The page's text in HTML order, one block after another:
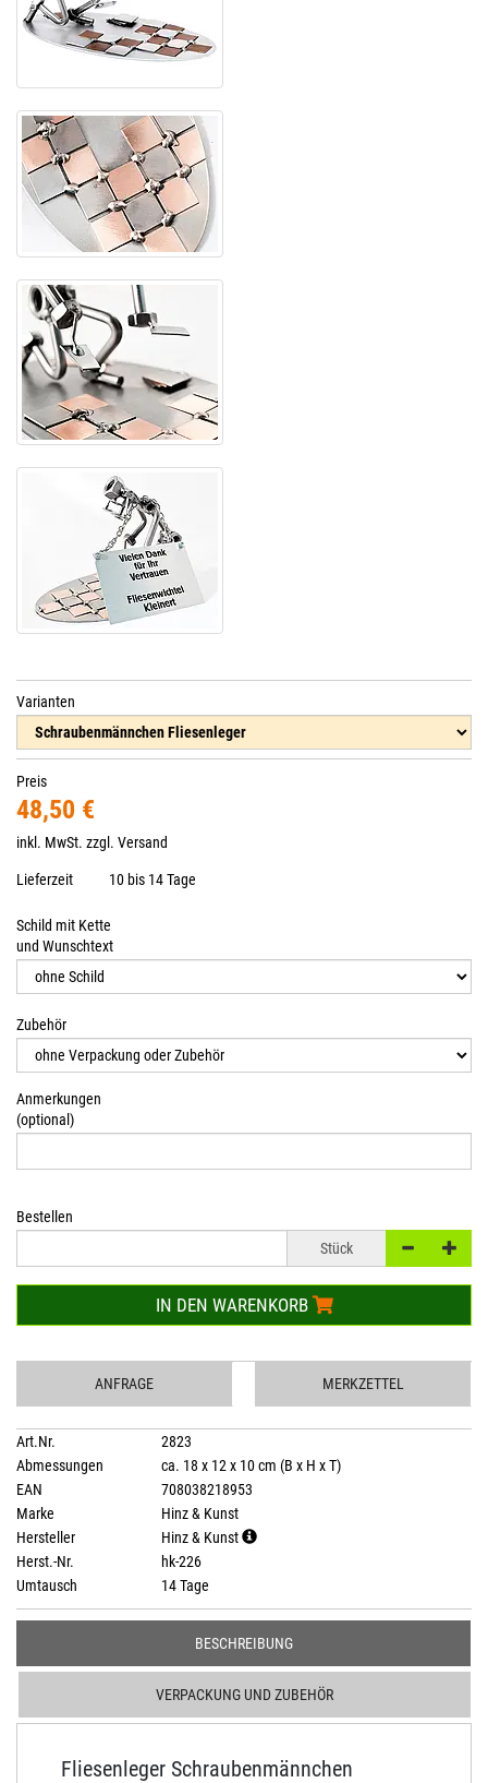
Varianten
Preis
48,50 €
inkl. MwSt. zzgl. Versand
Lieferzeit 10 bis 14 Tage
Schild mit Kette
und Wunschtext
Zubehör
Anmerkungen
(optional)
Bestellen
Stück
IN DEN WARENKORB
ANFRAGE MERKZETTEL
Art.Nr.
2823
Abmessungen
ca. 18 x 12 x 10 cm (B x H x T)
EAN
708038218953
Marke
Hinz & Kunst
Hersteller
Hinz & Kunst
Herst.-Nr.
hk-226
Umtausch
14 Tage
BESCHREIBUNG
VERPACKUNG UND ZUBEHÖR
Fliesenleger Schraubenmännchen